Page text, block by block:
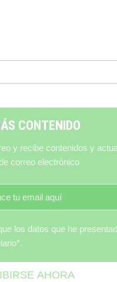
CONTENIDO
y recibe contenidos y
correo electrónico
los datos que he